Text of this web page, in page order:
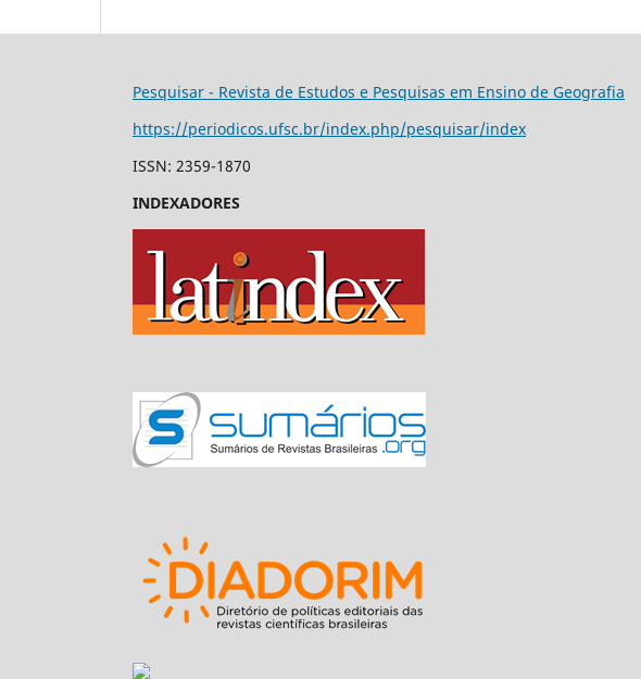
Pesquisar - Revista de Estudos e Pesquisas em Ensino de Geografia
https://periodicos.ufsc.br/index.php/pesquisar/index
ISSN: 2359-1870
INDEXADORES